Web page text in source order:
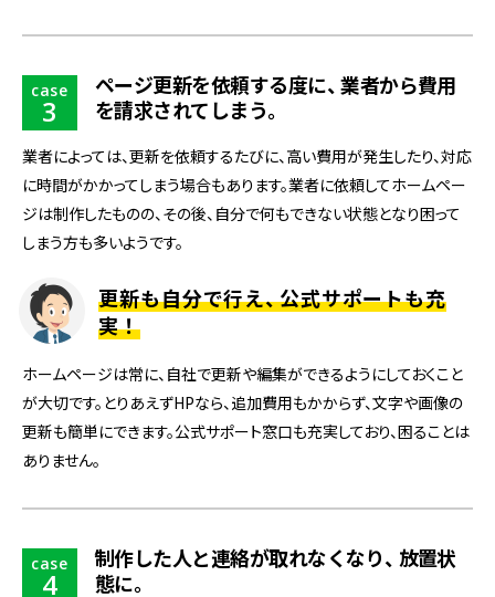
case
3
ページ更新を依頼する度に、業者から費用
を請求されてしまう。
業者によっては、更新を依頼するたびに、高い費用が発生したり、対応
に時間がかかってしまう場合もあります。業者に依頼してホームペー
ジは制作したものの、その後、自分で何もできない状態となり困って
しまう方も多いようです。
更新も自分で行え、公式サポートも充
実！
ホームページは常に、自社で更新や編集ができるようにしておくこと
が大切です。とりあえずHPなら、追加費用もかからず、文字や画像の
更新も簡単にできます。公式サポート窓口も充実しており、困ることは
ありません。
case
4
制作した人と連絡が取れなくなり、 放置状
態に。